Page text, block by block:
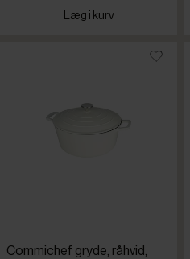
Læg i kurv
Commichef gryde, råhvid,